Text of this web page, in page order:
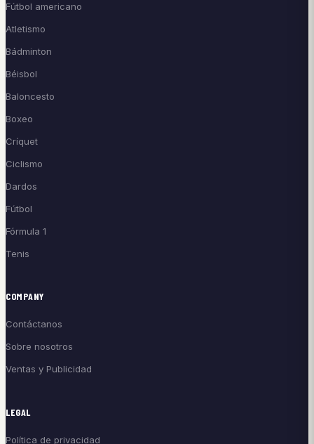
Fútbol americano
Atletismo
Bádminton
Béisbol
Baloncesto
Boxeo
Críquet
Ciclismo
Dardos
Fútbol
Fórmula 1
Tenis
COMPANY
Contáctanos
Sobre nosotros
Ventas y Publicidad
LEGAL
Política de privacidad